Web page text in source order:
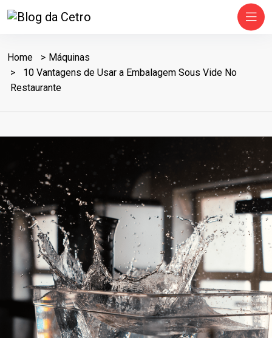
Home
Máquinas
10 Vantagens de Usar a Embalagem Sous Vide No
Restaurante